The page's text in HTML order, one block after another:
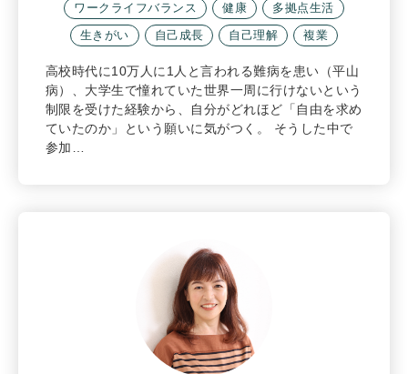
ワークライフバランス
健康
多拠点生活
生きがい
自己成長 自己理解 複業
高校時代に10万人に1人と言われる難病を患い（平山
病）、大学生で憧れていた世界一周に行けないという
制限を受けた経験から、自分がどれほど「自由を求め
ていたのか」という願いに気がつく。 そうした中で
参加…